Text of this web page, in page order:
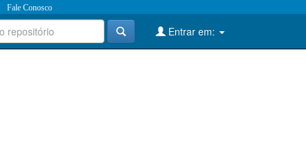
Fale Conosco
Entrar em: